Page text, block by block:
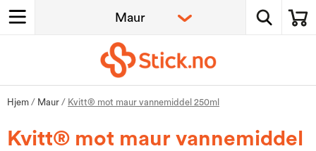
Hjem / Maur / Kvitt® mot maur vannemiddel 250ml
Kvitt® mot maur vannemiddel